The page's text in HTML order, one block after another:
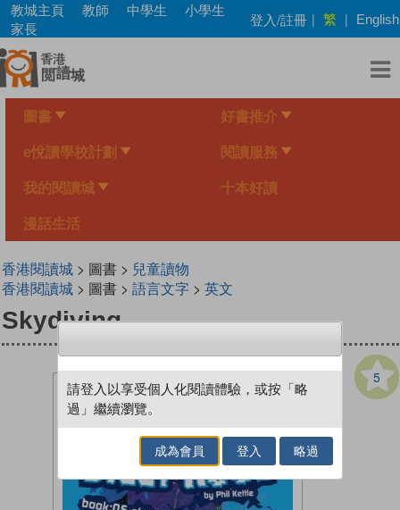
Skip
main
content
教城主頁 教師 中學生
小學生
家長
登入/註冊 | 繁 | English
圖書 好書推介
e悅讀學校計劃 閱讀服務
我的閱讀城 十本好讀
漫話生活
香港閱讀城> 圖書 > 兒童讀物
香港閱讀城> 圖書 > 語言文字> 英文
Skydiving
5
請登入以享受個人化閱讀體驗，或按「略
過」繼續瀏覽。
成為會員 登入 略過